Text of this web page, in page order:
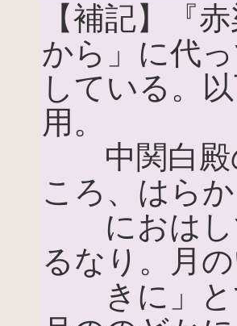
【補記】『
から」に代
している。
用。
中関白殿
ころ、はら
におはし
るなり。月
きに」と